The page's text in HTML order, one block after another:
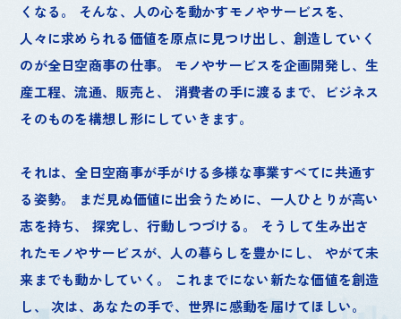
くなる。
そんな、人の心を動かすモノやサービスを、
人々に求められる価値を原点に見つけ出し、創造していく
のが全日空商事の仕事。
モノやサービスを企画開発し、生
産工程、流通、販売と、
消費者の手に渡るまで、ビジネス
そのものを構想し形にしていきます。
それは、全日空商事が手がける多様な事業すべてに共通す
る姿勢。
まだ見ぬ価値に出会うために、一人ひとりが高い
志を持ち、
探究し、行動しつづける。
そうして生み出さ
れたモノやサービスが、人の暮らしを豊かにし、
やがて未
来までも動かしていく。
これまでにない新たな価値を創造
し、 次は、あなたの手で、世界に感動を届けてほしい。